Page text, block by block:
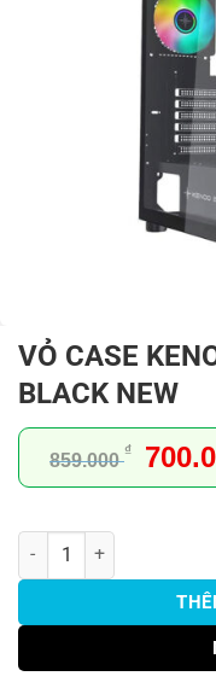
VỎ CASE
BLACK NEW
859.000₫
Giá
gốc
VỎ CASE KENOO